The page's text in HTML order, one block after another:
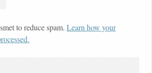
to reduce spam. Learn how your